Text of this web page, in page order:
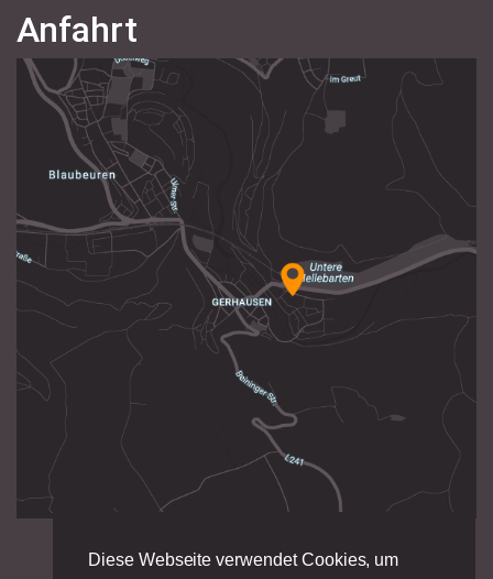
Diese Webseite verwendet Cookies, um
Anfahrt